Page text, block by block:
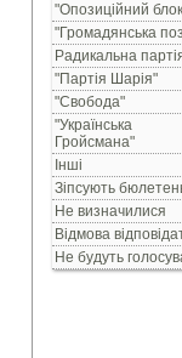
"Опозиційний
"Громадянська
Радикальна
"Партія Шарія"
"Свобода"
"Українська
Гройсмана"
Інші
Зіпсують
Не визначилися
Відмова
Не будуть